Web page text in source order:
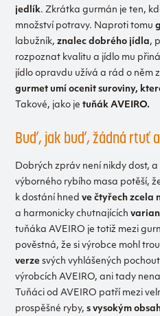
jedlík. Zkrátka gurmán je ten,
množství potravy. Naproti tomu
labužník,znalec dobrého jídla,
rozpoznat kvalitu a jídlo mu
jídlo opravdu užívá a rád o něm
gurmet umí ocenit suroviny,
Takové, jako jetuňák AVEIRO.
Buď, jak buď, žádná rtuť
Dobrých zpráv není nikdy dost,
výborného rybího masa potěší,
k dostání hnedve čtyřech zcela
a harmonicky chutnajících
tuňáka AVEIRO je totiž mezi
pověstná, že si výrobce mohl
verze svých vyhlášených
výrobcích AVEIRO, ani tady
Tuňáci od AVEIRO patří mezi
prospěšné ryby,s vysokým